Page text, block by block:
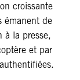
croissante
émanent de
à la presse,
et par